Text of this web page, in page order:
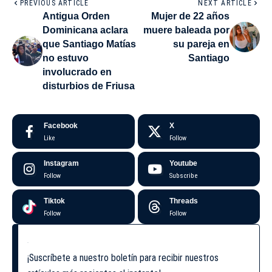
PREVIOUS ARTICLE
Antigua Orden
Dominicana aclara
que Santiago Matías
no estuvo
involucrado en
disturbios de Friusa
NEXT ARTICLE
Mujer de 22 años
muere baleada por
su pareja en
Santiago
Facebook
Like
X
Follow
Instagram
Follow
Youtube
Subscribe
Tiktok
Follow
Threads
Follow
¡Suscríbete a nuestro boletín para recibir nuestros